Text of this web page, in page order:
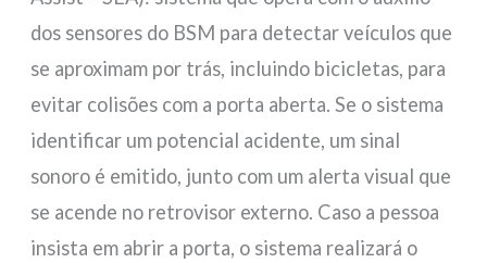
dos sensores do BSM para detectar veículos que
se aproximam por trás, incluindo bicicletas, para
evitar colisões com a porta aberta. Se o sistema
identificar um potencial acidente, um sinal
sonoro é emitido, junto com um alerta visual que
se acende no retrovisor externo. Caso a pessoa
insista em abrir a porta, o sistema realizará o